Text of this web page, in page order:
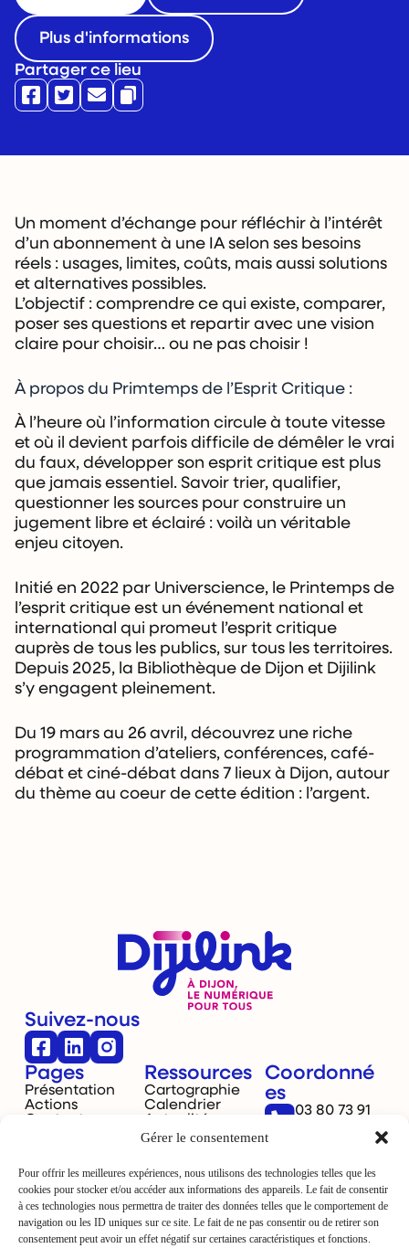
Gérer le consentement
Pour offrir les meilleures expériences, nous utilisons des technologies telles que les
cookies pour stocker et/ou accéder aux informations des appareils. Le fait de consentir
à ces technologies nous permettra de traiter des données telles que le comportement de
navigation ou les ID uniques sur ce site. Le fait de ne pas consentir ou de retirer son
consentement peut avoir un effet négatif sur certaines caractéristiques et fonctions.
Partager ce lieu
Plus d'informations
Un moment d’échange pour réfléchir à l’intérêt
d’un abonnement à une IA selon ses besoins
réels : usages, limites, coûts, mais aussi solutions
et alternatives possibles.
L’objectif : comprendre ce qui existe, comparer,
poser ses questions et repartir avec une vision
claire pour choisir… ou ne pas choisir !
À propos du Primtemps de l’Esprit Critique :
À l’heure où l’information circule à toute vitesse
et où il devient parfois difficile de démêler le vrai
du faux, développer son esprit critique est plus
que jamais essentiel. Savoir trier, qualifier,
questionner les sources pour construire un
jugement libre et éclairé : voilà un véritable
enjeu citoyen.
Initié en 2022 par Universcience, le Printemps de
l’esprit critique est un événement national et
international qui promeut l’esprit critique
auprès de tous les publics, sur tous les territoires.
Depuis 2025, la Bibliothèque de Dijon et Dijilink
s’y engagent pleinement.
Du 19 mars au 26 avril, découvrez une riche
programmation d’ateliers, conférences, café-
débat et ciné-débat dans 7 lieux à Dijon, autour
du thème au coeur de cette édition : l’argent.
Suivez-nous
Pages
Présentation
Actions
Ressources
Cartographie
Calendrier
Coordonné
es
03 80 73 91